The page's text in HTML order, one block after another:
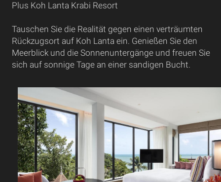
Plus Koh Lanta Krabi Resort
Tauschen Sie die Realität gegen einen verträumten
Rückzugsort auf Koh Lanta ein. Genießen Sie den
Meerblick und die Sonnenuntergänge und freuen Sie
sich auf sonnige Tage an einer sandigen Bucht.